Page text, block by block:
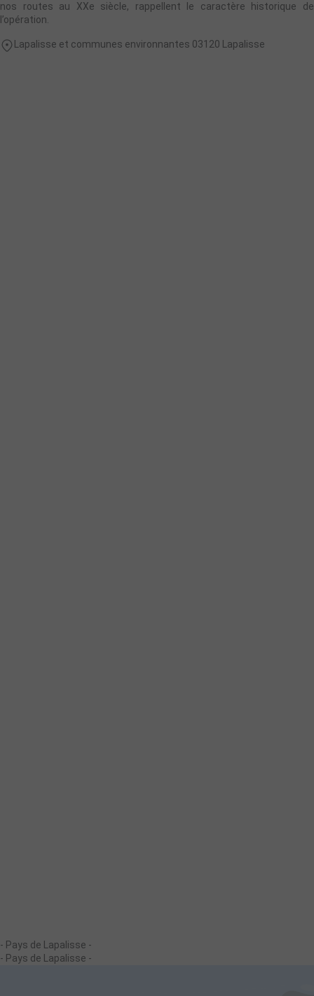
nos routes au XXe siècle, rappellent le caractère historique de
l’opération.
Lapalisse et communes environnantes 03120 Lapalisse
- Pays de Lapalisse -
- Pays de Lapalisse -